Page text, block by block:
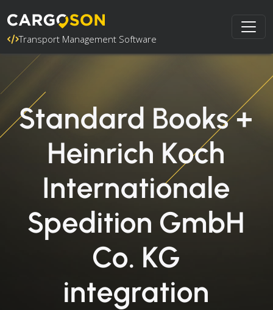
Transport Management Software
Standard Books +
Heinrich Koch
Internationale
Spedition GmbH
Co. KG
integration